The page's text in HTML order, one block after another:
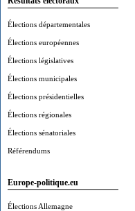
Élections départementales
Élections européennes
Élections législatives
Élections municipales
Élections présidentielles
Élections régionales
Élections sénatoriales
Référendums
Europe-politique.eu
Élections Allemagne